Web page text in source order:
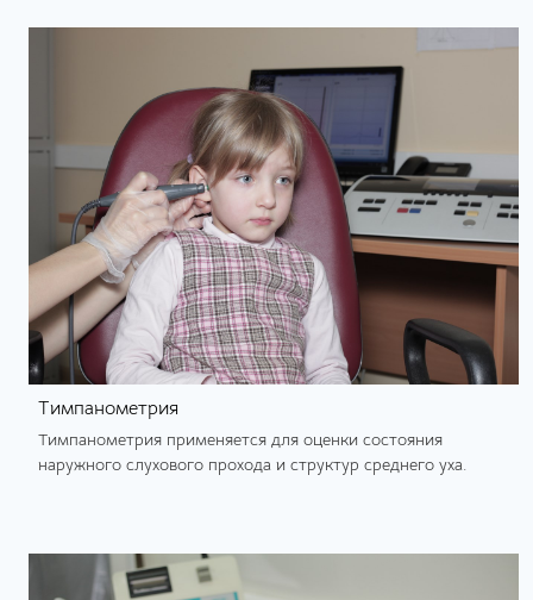
Тимпанометрия
Тимпанометрия применяется для оценки состояния
наружного слухового прохода и структур среднего уха.